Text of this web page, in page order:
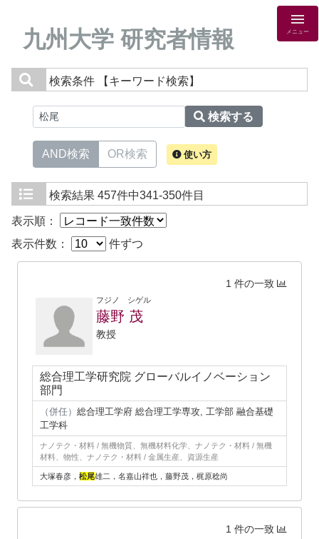
九州大学 研究者情報 メニュー
検索条件 【キーワード検索】
検索する
AND検索 OR検索 使い方
検索結果 457件中341-350件目
表示順：
表示件数：
件ずつ
1 件の一致
フジノ シゲル
藤野 茂
教授
総合理工学研究院 グローバルイノベーション
部門
（併任） 総合理工学府 総合理工学専攻, 工学部 融合基礎
工学科
ナノテク・材料 / 無機物質、無機材料化学、ナノテク・材料 / 無機
材料、物性、ナノテク・材料 / 金属生産、資源生産
大塚春彦， 松尾雄二，名嘉山祥也，藤野茂，梶原稔尚
1 件の一致